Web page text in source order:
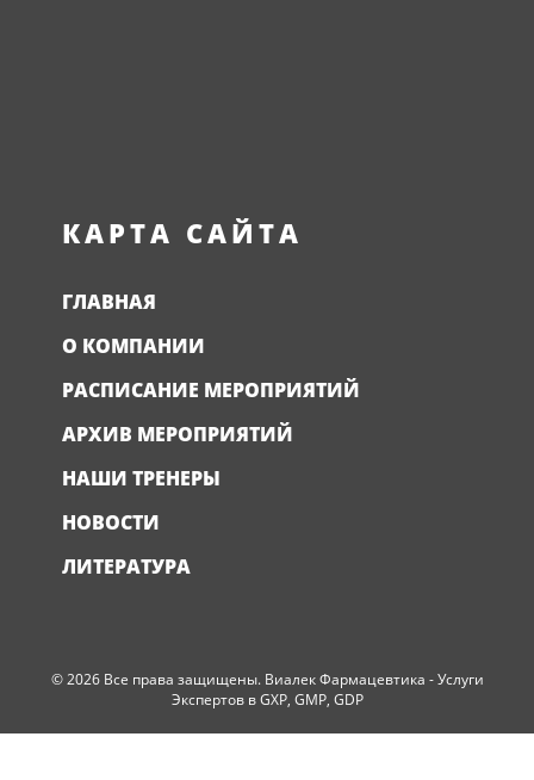
КАРТА САЙТА
ГЛАВНАЯ
О КОМПАНИИ
РАСПИСАНИЕ МЕРОПРИЯТИЙ
АРХИВ МЕРОПРИЯТИЙ
НАШИ ТРЕНЕРЫ
НОВОСТИ
ЛИТЕРАТУРА
© 2026 Все права защищены. Виалек Фармацевтика - Услуги
Экспертов в GXP, GMP, GDP